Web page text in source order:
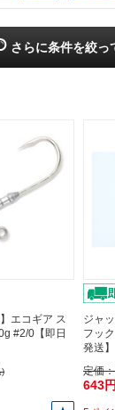
さらに条件を絞っ
エコギア ス
#2/0【即日
)
ジャ
フッ
発送】
定価：
643円